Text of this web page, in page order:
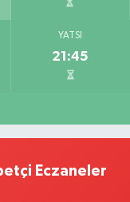
YATSI
21:45
Eczaneler